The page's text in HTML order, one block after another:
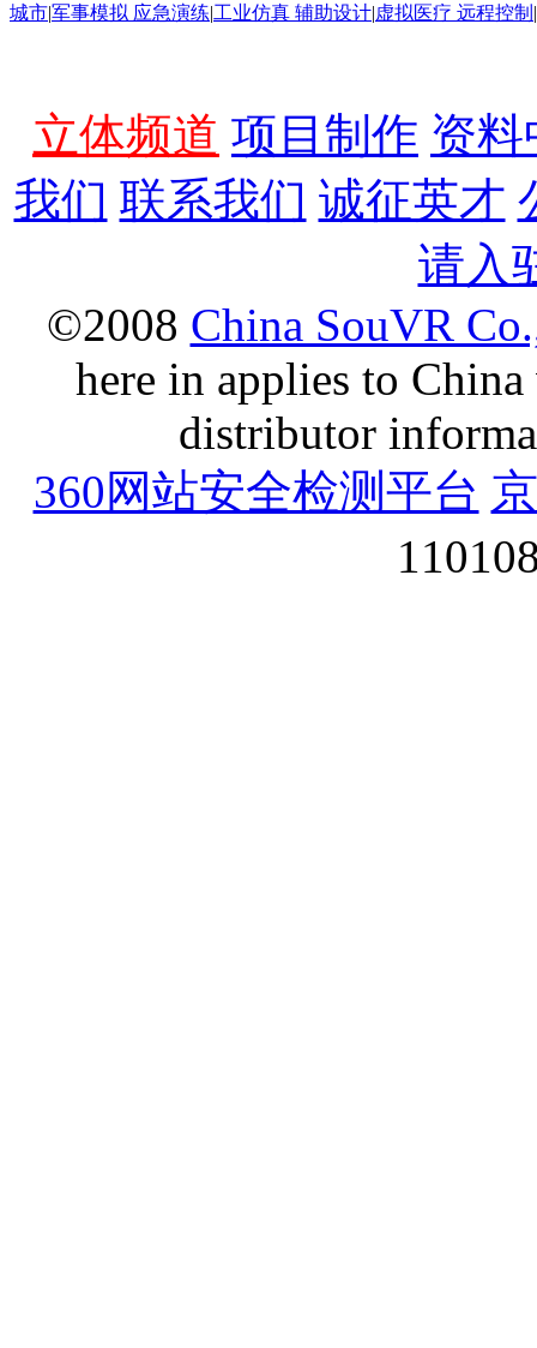
城市|军事模拟 应急演练|工业仿真 辅助设计|虚拟医疗 远程控制 |
立体频道 项目制作 资料
我们 联系我们 诚征英才
请入
©2008 China SouVR
here in applies to
distributor
360网站安全检测平台